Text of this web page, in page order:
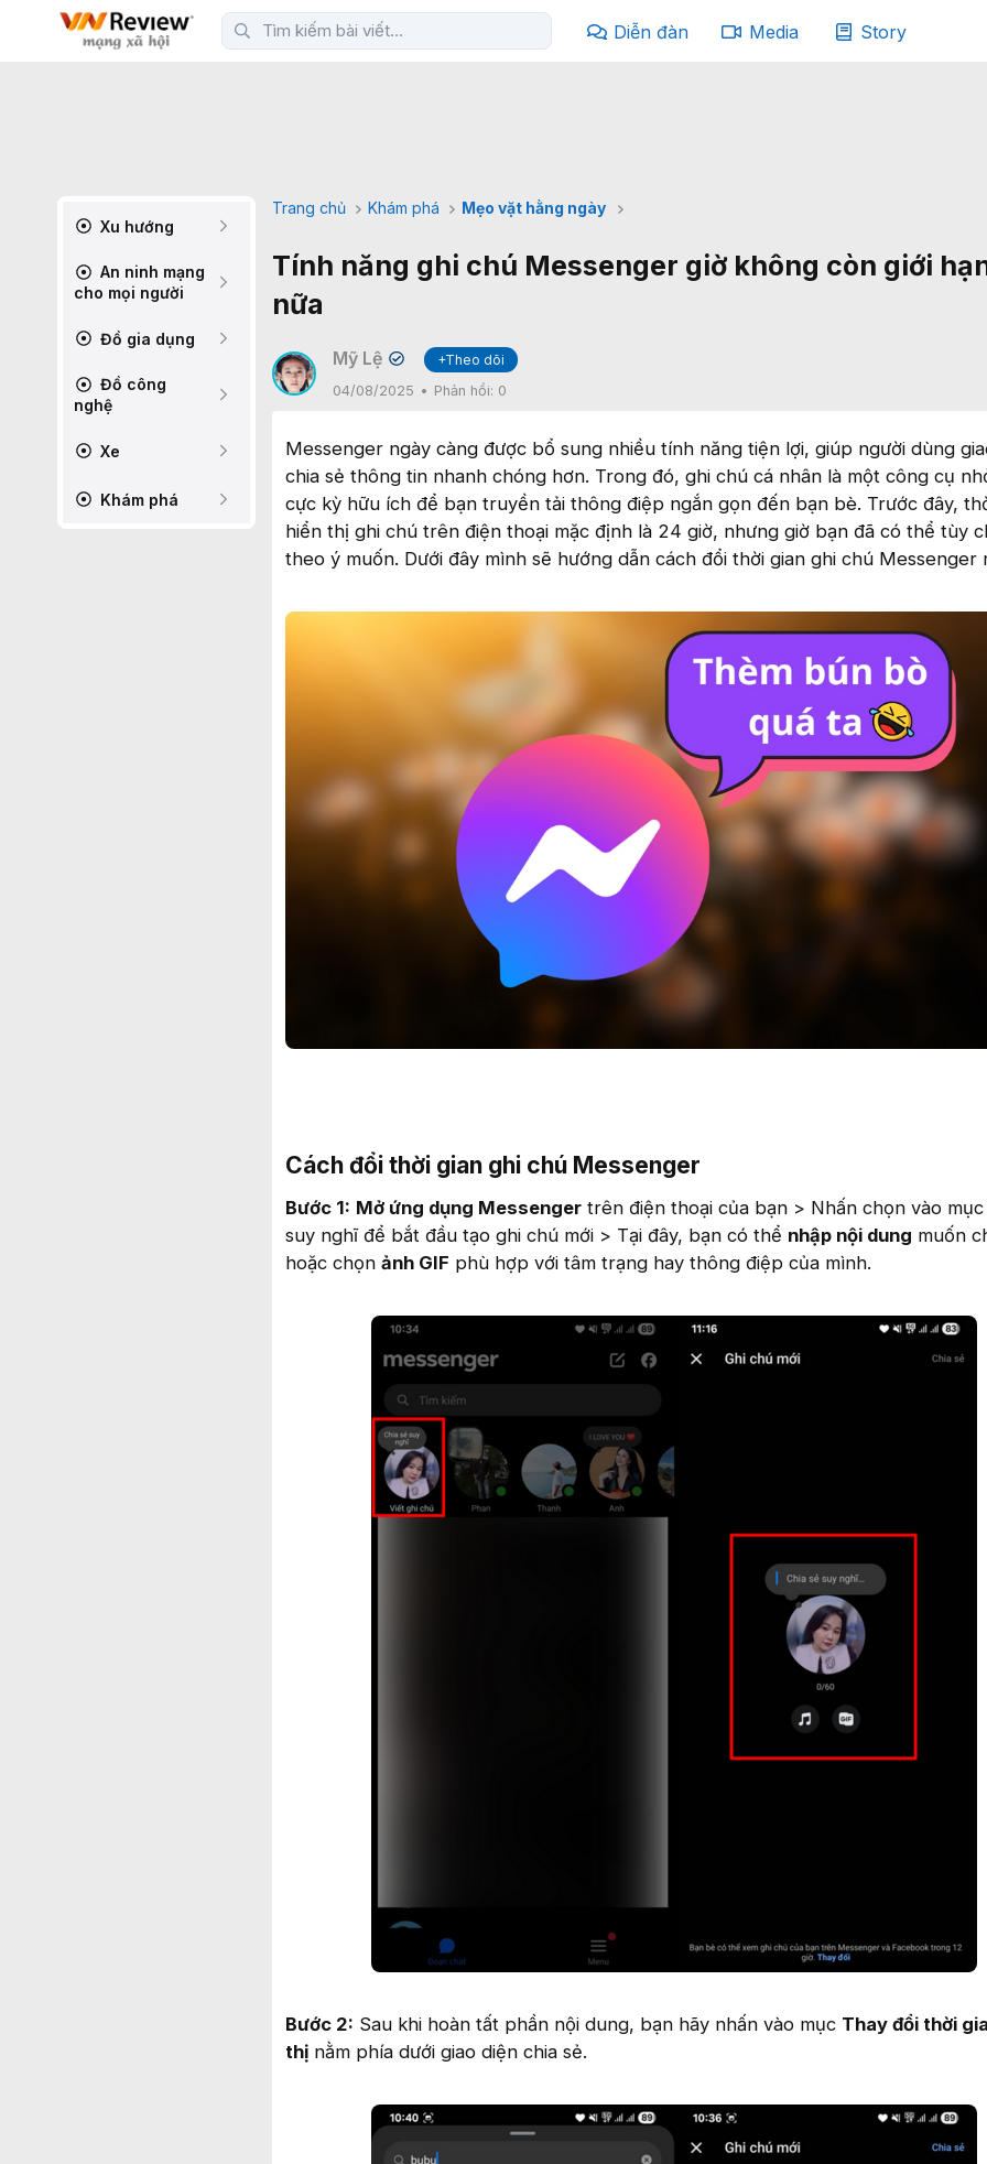
Diễn đàn Media Story
Xu hướng
An ninh mạng
cho mọi người
Đồ gia dụng
Đồ công
nghệ
Xe
Khám phá
Trang chủ Khám phá Mẹo vặt hằng ngày
Tính năng ghi chú Messenger giờ không còn giới
nữa
Mỹ Lệ ✔
+Theo dõi
04/08/2025
Phản hồi: 0
Messenger ngày càng được bổ sung nhiều tính năng tiện lợi, giúp người dùng
chia sẻ thông tin nhanh chóng hơn. Trong đó, ghi chú cá nhân là một công cụ
cực kỳ hữu ích để bạn truyền tải thông điệp ngắn gọn đến bạn bè. Trước đây,
hiển thị ghi chú trên điện thoại mặc định là 24 giờ, nhưng giờ bạn đã có thể tùy
theo ý muốn. Dưới đây mình sẽ hướng dẫn cách đổi thời gian ghi chú Messenger
Cách đổi thời gian ghi chú Messenger
Bước 1: Mở ứng dụng Messenger trên điện thoại của bạn > Nhấn chọn vào mục
suy nghĩ để bắt đầu tạo ghi chú mới > Tại đây, bạn có thể nhập nội dung muốn
hoặc chọn ảnh GIF phù hợp với tâm trạng hay thông điệp của mình.
Bước 2: Sau khi hoàn tất phần nội dung, bạn hãy nhấn vào mục Thay đổi thời
thị nằm phía dưới giao diện chia sẻ.